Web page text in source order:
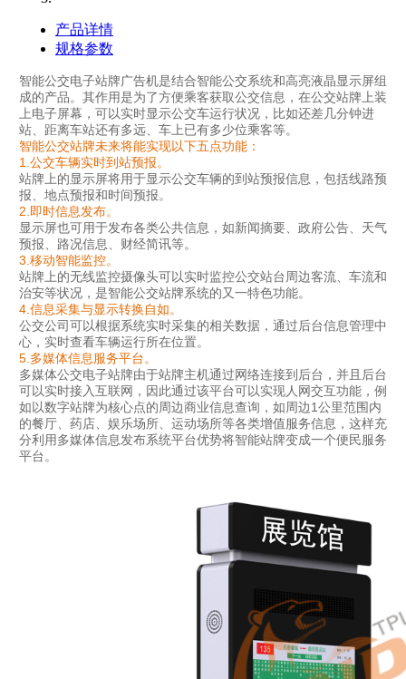
产品详情
规格参数
智能公交电子站牌广告机是结合智能公交系统和高亮液晶显示屏组
成的产品。其作用是为了方便乘客获取公交信息，在公交站牌上装
上电子屏幕，可以实时显示公交车运行状况，比如还差几分钟进
站、距离车站还有多远、车上已有多少位乘客等。
智能公交站牌未来将能实现以下五点功能：
1.公交车辆实时到站预报。
站牌上的显示屏将用于显示公交车辆的到站预报信息，包括线路预
报、地点预报和时间预报。
2.即时信息发布。
显示屏也可用于发布各类公共信息，如新闻摘要、政府公告、天气
预报、路况信息、财经简讯等。
3.移动智能监控。
站牌上的无线监控摄像头可以实时监控公交站台周边客流、车流和
治安等状况，是智能公交站牌系统的又一特色功能。
4.信息采集与显示转换自如。
公交公司可以根据系统实时采集的相关数据，通过后台信息管理中
心，实时查看车辆运行所在位置。
5.多媒体信息服务平台。
多媒体公交电子站牌由于站牌主机通过网络连接到后台，并且后台
可以实时接入互联网，因此通过该平台可以实现人网交互功能，例
如以数字站牌为核心点的周边商业信息查询，如周边1公里范围内
的餐厅、药店、娱乐场所、运动场所等各类增值服务信息，这样充
分利用多媒体信息发布系统平台优势将智能站牌变成一个便民服务
平台。